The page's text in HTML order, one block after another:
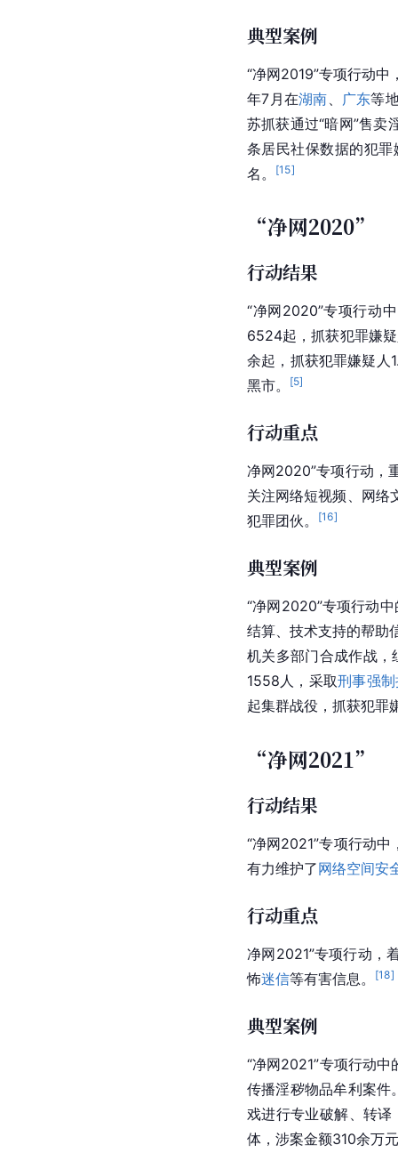
典型案例
“净网2019”专项行动中
年7月在湖南、 广东等
苏抓获通过“暗网”售卖
条居民社保数据的犯
名。
[15]
“净网2020”
行动结果
“净网2020”专项行动
6524起，抓获犯罪嫌
余起，抓获犯罪嫌疑人
黑市。
[5]
行动重点
净网2020”专项行动，
关注网络短视频、 网络
犯罪团伙。
[16]
典型案例
“净网2020”专项行动
结算、 技术支持的帮助
机关多部门合成作战
1558人，采取刑事强
起集群战役，抓获犯
“净网2021”
行动结果
“净网2021”专项行动
有力维护了网络空间安
行动重点
净网2021”专项行动，
怖迷信等有害信息。 [18]
典型案例
“净网2021”专项行动中
传播淫秽物品牟利案件
戏进行专业破解、转
体，涉案金额310余万